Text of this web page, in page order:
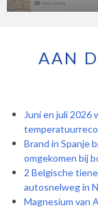
AAN
Juni en juli
Brand in Spanje
omgekomen bij
2 Belgische
autosnelweg in
Magnesium van